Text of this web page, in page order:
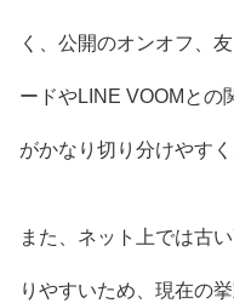
く、公開のオンオフ、
ードやLINE VOOMとの
がかなり切り分けやすく
また、ネット上では古
りやすいため、現在の